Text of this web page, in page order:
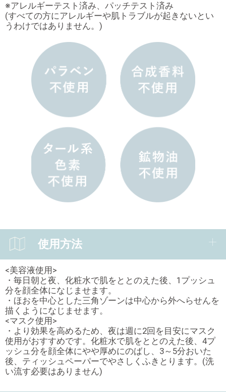
※アレルギーテスト済み、パッチテスト済み
(すべての方にアレルギーや肌トラブルが起きないとい
うわけではありません。)
使用方法
<美容液使用>
・毎日朝と夜、化粧水で肌をととのえた後、1プッシュ
分を顔全体になじませます。
・ほおを中心とした三角ゾーンは中心から外へらせんを
描くようになじませます。
<マスク使用>
・より効果を高めるため、夜は週に2回を目安にマスク
使用がおすすめです。化粧水で肌をととのえた後、4プ
ッシュ分を顔全体にやや厚めにのばし、3～5分おいた
後、ティッシュペーパーでやさしくふきとります。(洗
い流す必要はありません)